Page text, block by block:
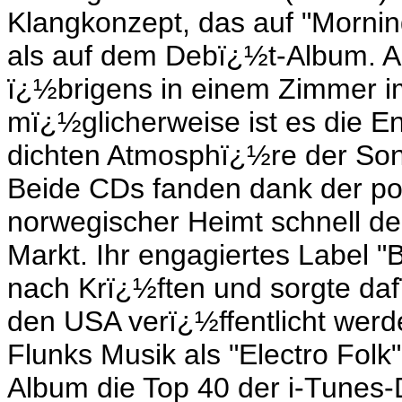
Klangkonzept, das auf
als auf dem Debï¿½t-Album.
ï¿½brigens in einem Zimmer
mï¿½glicherweise ist es die
dichten Atmosphï¿½re der
Beide CDs fanden dank der
norwegischer Heimt schnell
Markt. Ihr engagiertes Label
nach Krï¿½ften und sorgte
den USA verï¿½ffentlicht
Flunks Musik als "Electro
Album die Top 40 der i-